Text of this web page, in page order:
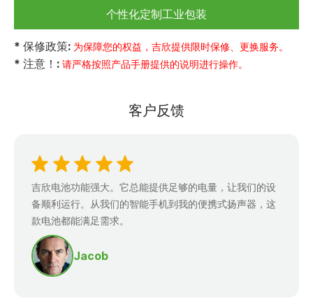
个性化定制工业包装
* 保修政策: 为保障您的权益，吉欣提供限时保修、更换服务。
* 注意！: 请严格按照产品手册提供的说明进行操作。
客户反馈
吉欣电池功能强大。它总能提供足够的电量，让我们的设
备顺利运行。从我们的智能手机到我的便携式扬声器，这
款电池都能满足需求。
Jacob